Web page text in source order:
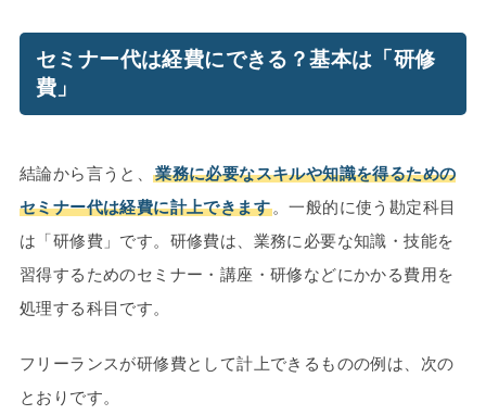
セミナー代は経費にできる？基本は「研修
費」
結論から言うと、業務に必要なスキルや知識を得るための
セミナー代は経費に計上できます。一般的に使う勘定科目
は「研修費」です。研修費は、業務に必要な知識・技能を
習得するためのセミナー・講座・研修などにかかる費用を
処理する科目です。
フリーランスが研修費として計上できるものの例は、次の
とおりです。